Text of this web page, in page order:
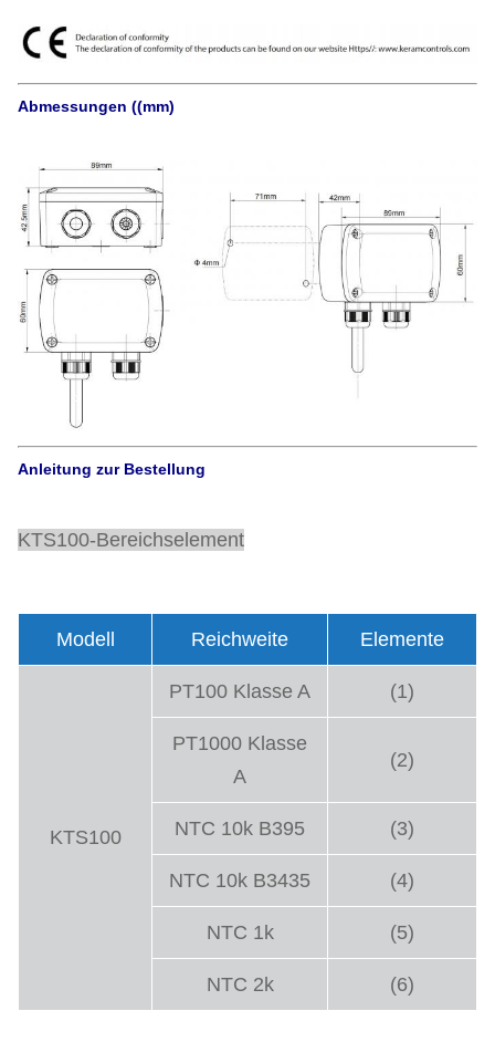
Abmessungen ((mm)
Anleitung zur Bestellung
KTS100-Bereichselement
Modell Reichweite Elemente
KTS100
PT100 Klasse A (1)
PT1000 Klasse
A
(2)
NTC 10k B395 (3)
NTC 10k B3435 (4)
NTC 1k (5)
NTC 2k (6)